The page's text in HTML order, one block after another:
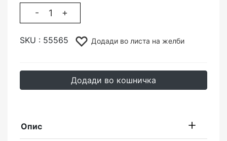
- +
SKU : 55565 Додади во листа на желби
Додади во кошничка
Опис